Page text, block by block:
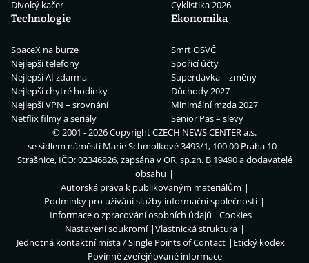
Divoký kačer
Cyklistika 2026
Technologie
SpaceX na burze
Nejlepší telefony
Nejlepší AI zdarma
Nejlepší chytré hodinky
Nejlepší VPN – srovnání
Netflix filmy a seriály
Ekonomika
Smrt OSVČ
Spořicí účty
Superdávka – změny
Důchody 2027
Minimální mzda 2027
Senior Pas – slevy
© 2001 - 2026 CopyrightCZECH NEWS CENTER a.s.
se sídlem náměstí Marie Schmolkové 3493/1, 100 00 Praha 10 -
Strašnice, IČO: 02346826, zapsána v OR, sp.zn. B 19490 a dodavatelé
obsahu
Autorská práva k publikovaným materiálům
Podmínky pro užívání služby informační společnosti
Informace o zpracování osobních údajů
Cookies
Nastavení soukromí
Vlastnická struktura
Jednotná kontaktní místa / Single Points of Contact
Etický kodex
Povinně zveřejňované informace